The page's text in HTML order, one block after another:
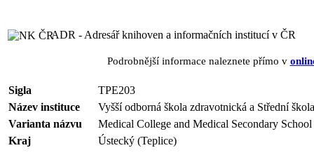
ADR - Adresář knihoven a informačních institucí v ČR
Podrobnější informace naleznete přímo v
Sigla
TPE203
Název instituce
Vyšší odborná škola zdravotnická a Střední
Varianta názvu
Medical College and Medical Secondary
Kraj
Ústecký (Teplice)